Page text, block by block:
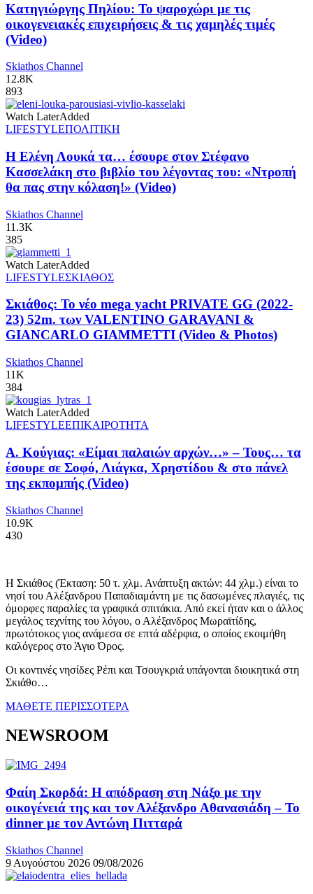
Κατηγιώργης Πηλίου: Το ψαροχώρι με τις
οικογενειακές επιχειρήσεις & τις χαμηλές τιμές
(Video)
Skiathos Channel
12.8K
893
Watch LaterAdded
LIFESTYLEΠΟΛΙΤΙΚΗ
Η Ελένη Λουκά τα… έσουρε στον Στέφανο
Κασσελάκη στο βιβλίο του λέγοντας του: «Ντροπή
θα πας στην κόλαση!» (Video)
Skiathos Channel
11.3K
385
Watch LaterAdded
LIFESTYLEΣΚΙΑΘΟΣ
Σκιάθος: Το νέο mega yacht PRIVATE GG (2022-
23) 52m. των VALENTINO GARAVANI &
GIANCARLO GIAMMETTI (Video & Photos)
Skiathos Channel
11K
384
Watch LaterAdded
LIFESTYLEΕΠΙΚΑΙΡΟΤΗΤΑ
Α. Κούγιας: «Είμαι παλαιών αρχών…» – Τους… τα
έσουρε σε Σοφό, Λιάγκα, Χρηστίδου & στο πάνελ
της εκπομπής (Video)
Skiathos Channel
10.9K
430
Η Σκιάθος (Έκταση: 50 τ. χλμ. Ανάπτυξη ακτών: 44 χλμ.) είναι το
νησί του Αλέξανδρου Παπαδιαμάντη με τις δασωμένες πλαγιές, τις
όμορφες παραλίες τα γραφικά σπιτάκια. Από εκεί ήταν και ο άλλος
μεγάλος τεχνίτης του λόγου, ο Αλέξανδρος Μωραϊτίδης,
πρωτότοκος γιος ανάμεσα σε επτά αδέρφια, ο οποίος εκοιμήθη
καλόγερος στο Άγιο Όρος.
Οι κοντινές νησίδες Ρέπι και Τσουγκριά υπάγονται διοικητικά στη
Σκιάθο…
ΜΑΘΕΤΕ ΠΕΡΙΣΣΟΤΕΡΑ
NEWSROOM
Φαίη Σκορδά: Η απόδραση στη Νάξο με την
οικογένειά της και τον Αλέξανδρο Αθανασιάδη – Το
dinner με τον Αντώνη Πιτταρά
Skiathos Channel
9 Αυγούστου 2026 09/08/2026